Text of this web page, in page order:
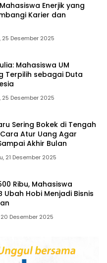
Enerjik yang
Karier dan
25 Desember 2025
Mahasiswa UM
Terpilih sebagai Duta
25 Desember 2025
Sering Bokek di Tengah
Atur Uang Agar
Akhir Bulan
21 Desember 2025
Ribu, Mahasiswa
Ubah Hobi Menjadi Bisnis
Desember 2025